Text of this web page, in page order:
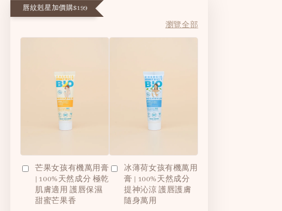
唇紋剋星加價購$199
瀏覽全部
芒果女孩有機萬用膏
| 100%天然成分 極乾
肌膚適用 護唇保濕
甜蜜芒果香
冰薄荷女孩有機萬用
膏 | 100%天然成分
提神沁涼 護唇護膚
隨身萬用